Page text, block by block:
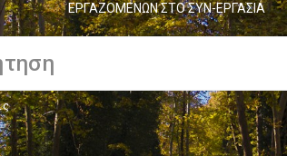
ΕΡΓΑΖΟΜΕΝΩΝ ΣΤΟ ΣΥΝ-ΕΡΓΑΣΙΑ